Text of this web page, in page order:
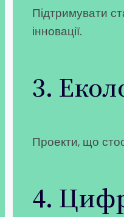
Підтримувати
інновації.
3.
Проекти, що
4.